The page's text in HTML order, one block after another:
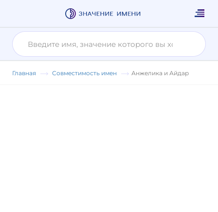
Главная Совместимость имен Анжелика и Айдар